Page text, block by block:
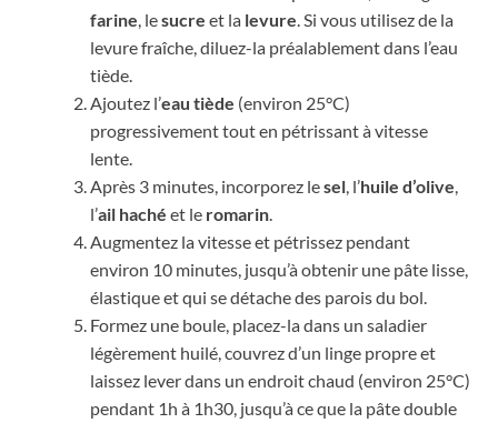
farine , lesucre et la levure . Si vous utilisez de la
levure fraîche, diluez-la préalablement dans l’eau
tiède.
Ajoutez l’eau tiède (environ 25°C)
progressivement tout en pétrissant à vitesse
lente.
Après 3 minutes, incorporez lesel , l’huile d’olive
l’ail haché et le romarin
Augmentez la vitesse et pétrissez pendant
environ 10 minutes, jusqu’à obtenir une pâte lisse,
élastique et qui se détache des parois du bol.
Formez une boule, placez-la dans un saladier
légèrement huilé, couvrez d’un linge propre et
laissez lever dans un endroit chaud (environ 25°C)
pendant 1h à 1h30, jusqu’à ce que la pâte double